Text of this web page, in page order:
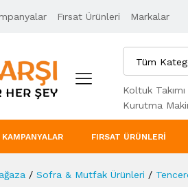
Fırsat Ürünleri Markalar
Tüm
Koltuk Takımı
Kurutma
KAMPANYALAR FIRSAT ÜRÜNLERI
/ Sofra & Mutfak Ürünleri /
Taksit Seçenekleri